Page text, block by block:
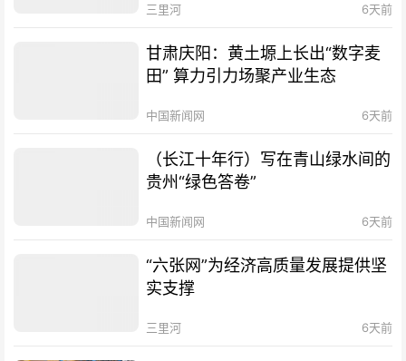
三里河 6天前
甘肃庆阳：黄土塬上长出“数字麦
田” 算力引力场聚产业生态
中国新闻网 6天前
（长江十年行）写在青山绿水间的
贵州“绿色答卷”
中国新闻网 6天前
“六张网”为经济高质量发展提供坚
实支撑
三里河 6天前